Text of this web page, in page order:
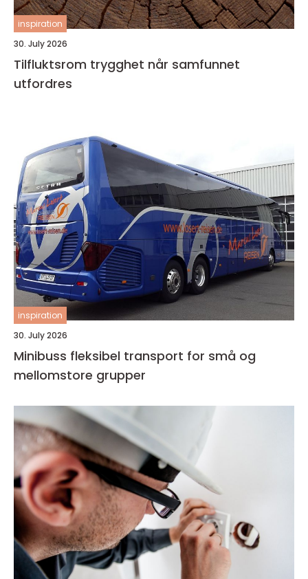
inspiration
30. July 2026
Tilfluktsrom trygghet når samfunnet
utfordres
inspiration
30. July 2026
Minibuss fleksibel transport for små og
mellomstore grupper